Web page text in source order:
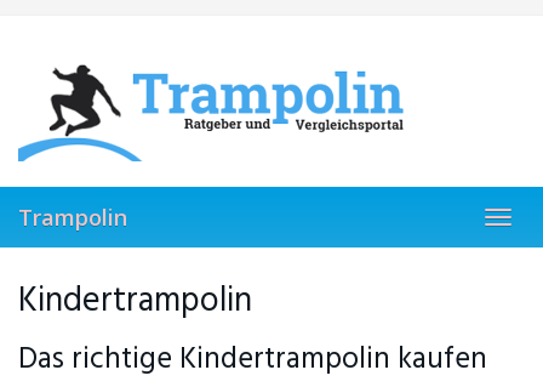
content
Trampolin
Kindertrampolin
Das richtige Kindertrampolin kaufen